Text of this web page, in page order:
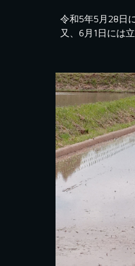
令和5年5月28日
又、6月1日には